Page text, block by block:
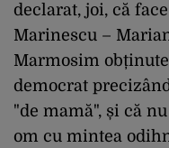
declarat, joi, că
Marinescu –
Marmosim
democrat
"de mamă", și că
om cu mintea